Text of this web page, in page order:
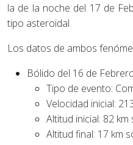
la de la noche del 17 de
tipo asteroidal.
Los datos de ambos
Bólido del 16 de
Tipo de evento:
Velocidad inicial:
Altitud inicial: 82
Altitud final: 17 km